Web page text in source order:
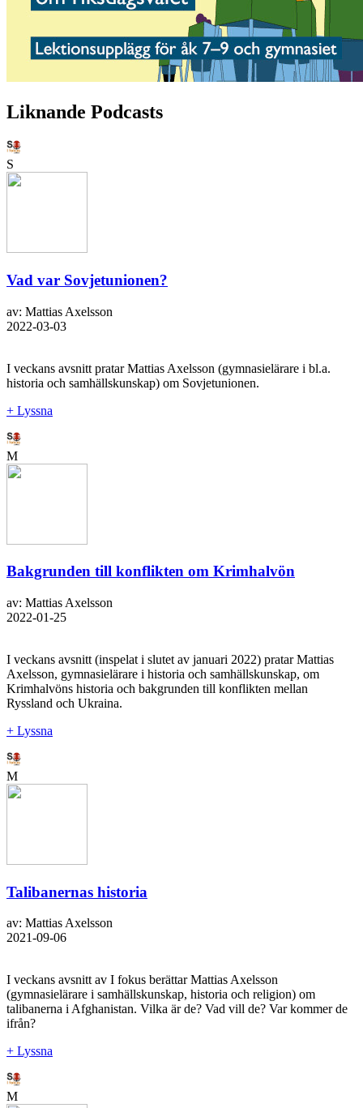
Liknande Podcasts
S
Vad var Sovjetunionen?
av: Mattias Axelsson
2022-03-03
I veckans avsnitt pratar Mattias Axelsson (gymnasielärare i bl.a.
historia och samhällskunskap) om Sovjetunionen.
+ Lyssna
M
Bakgrunden till konflikten om Krimhalvön
av: Mattias Axelsson
2022-01-25
I veckans avsnitt (inspelat i slutet av januari 2022) pratar Mattias
Axelsson, gymnasielärare i historia och samhällskunskap, om
Krimhalvöns historia och bakgrunden till konflikten mellan
Ryssland och Ukraina.
+ Lyssna
M
Talibanernas historia
av: Mattias Axelsson
2021-09-06
I veckans avsnitt av I fokus berättar Mattias Axelsson
(gymnasielärare i samhällskunskap, historia och religion) om
talibanerna i Afghanistan. Vilka är de? Vad vill de? Var kommer de
ifrån?
+ Lyssna
M